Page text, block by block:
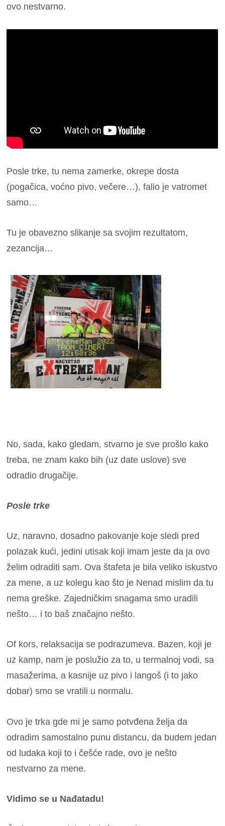
ovo nestvarno.
Posle trke, tu nema zamerke, okrepe dosta
(pogačica, voćno pivo, večere…), falio je vatromet
samo…
Tu je obavezno slikanje sa svojim rezultatom,
zezancija…
No, sada, kako gledam, stvarno je sve prošlo kako
treba, ne znam kako bih (uz date uslove) sve
odradio drugačije.
Posle trke
Uz, naravno, dosadno pakovanje koje sledi pred
polazak kući, jedini utisak koji imam jeste da ja ovo
želim odraditi sam. Ova štafeta je bila veliko iskustvo
za mene, a uz kolegu kao što je Nenad mislim da tu
nema greške. Zajedničkim snagama smo uradili
nešto… i to baš značajno nešto.
Of kors, relaksacija se podrazumeva. Bazen, koji je
uz kamp, nam je poslužio za to, u termalnoj vodi, sa
masažerima, a kasnije uz pivo i langoš (i to jako
dobar) smo se vratili u normalu.
Ovo je trka gde mi je samo potvđena želja da
odradim samostalno punu distancu, da budem jedan
od ludaka koji to i češće rade, ovo je nešto
nestvarno za mene.
Vidimo se u Nađatadu!